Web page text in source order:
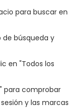
para buscar en
de búsqueda y
en "Todos los
para comprobar
y las marcas